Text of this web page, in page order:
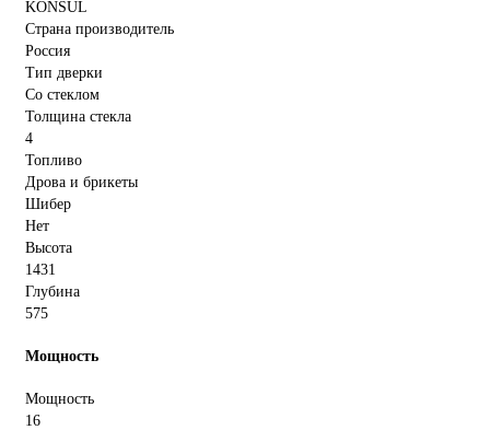
KONSUL
Страна производитель
Россия
Тип дверки
Со стеклом
Толщина стекла
4
Топливо
Дрова и брикеты
Шибер
Нет
Высота
1431
Глубина
575
Мощность
Мощность
16